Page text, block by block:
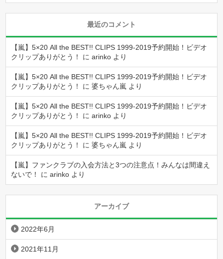
最近のコメント
【嵐】5×20 All the BEST!! CLIPS 1999-2019予約開始！ビデオ
クリップありがとう！
にarinko より
【嵐】5×20 All the BEST!! CLIPS 1999-2019予約開始！ビデオ
クリップありがとう！
に婆ちゃん嵐 より
【嵐】5×20 All the BEST!! CLIPS 1999-2019予約開始！ビデオ
クリップありがとう！
にarinko より
【嵐】5×20 All the BEST!! CLIPS 1999-2019予約開始！ビデオ
クリップありがとう！
に婆ちゃん嵐 より
【嵐】ファンクラブの入会方法と3つの注意点！みんなは間違え
ないで！
にarinko より
アーカイブ
2022年6月
2021年11月